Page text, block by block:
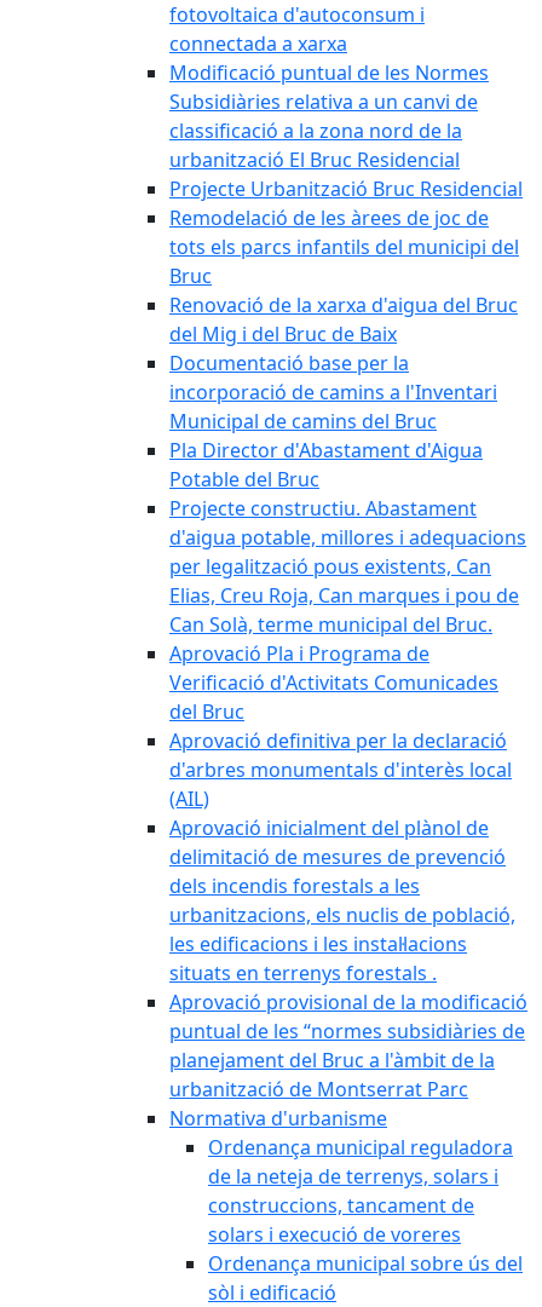
fotovoltaica d'autoconsum i
connectada a xarxa
Modificació puntual de les Normes
Subsidiàries relativa a un canvi de
classificació a la zona nord de la
urbanització El Bruc Residencial
Projecte Urbanització Bruc Residencial
Remodelació de les àrees de joc de
tots els parcs infantils del municipi del
Bruc
Renovació de la xarxa d'aigua del Bruc
del Mig i del Bruc de Baix
Documentació base per la
incorporació de camins a l'Inventari
Municipal de camins del Bruc
Pla Director d'Abastament d'Aigua
Potable del Bruc
Projecte constructiu. Abastament
d'aigua potable, millores i adequacions
per legalització pous existents, Can
Elias, Creu Roja, Can marques i pou de
Can Solà, terme municipal del Bruc.
Aprovació Pla i Programa de
Verificació d'Activitats Comunicades
del Bruc
Aprovació definitiva per la declaració
d'arbres monumentals d'interès local
(AIL)
Aprovació inicialment del plànol de
delimitació de mesures de prevenció
dels incendis forestals a les
urbanitzacions, els nuclis de població,
les edificacions i les instal·lacions
situats en terrenys forestals .
Aprovació provisional de la modificació
puntual de les “normes subsidiàries de
planejament del Bruc a l'àmbit de la
urbanització de Montserrat Parc
Normativa d'urbanisme
Ordenança municipal reguladora
de la neteja de terrenys, solars i
construccions, tancament de
solars i execució de voreres
Ordenança municipal sobre ús del
sòl i edificació